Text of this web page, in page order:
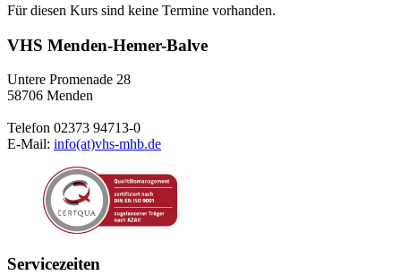
Für diesen Kurs sind keine Termine vorhanden.
VHS Menden-Hemer-Balve
Untere Promenade 28
58706 Menden
Telefon 02373 94713-0
E-Mail: info(at)vhs-mhb.de
Servicezeiten